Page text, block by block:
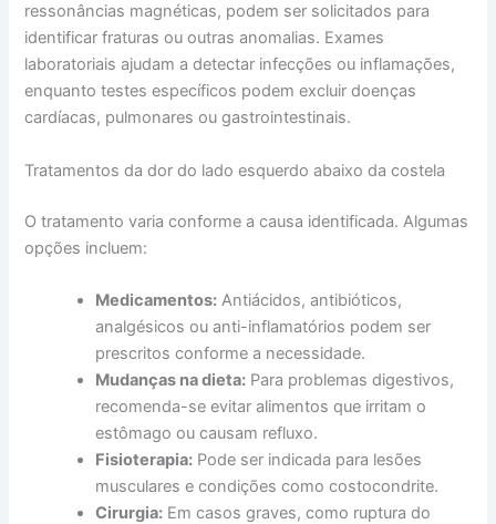
ressonâncias magnéticas, podem ser solicitados para
identificar fraturas ou outras anomalias. Exames
laboratoriais ajudam a detectar infecções ou inflamações,
enquanto testes específicos podem excluir doenças
cardíacas, pulmonares ou gastrointestinais.
Tratamentos da dor do lado esquerdo abaixo da costela
O tratamento varia conforme a causa identificada. Algumas
opções incluem:
Medicamentos: Antiácidos, antibióticos,
analgésicos ou anti-inflamatórios podem ser
prescritos conforme a necessidade.
Mudanças na dieta: Para problemas digestivos,
recomenda-se evitar alimentos que irritam o
estômago ou causam refluxo.
Fisioterapia: Pode ser indicada para lesões
musculares e condições como costocondrite.
Cirurgia: Em casos graves, como ruptura do